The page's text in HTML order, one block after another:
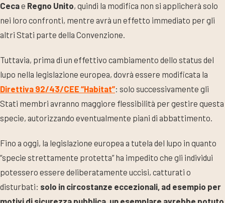
Cecae Regno Unito, quindi la modifica non si applicherà solo
nei loro confronti, mentre avrà un effetto immediato per gli
altri Stati parte della Convenzione.
Tuttavia, prima di un effettivo cambiamento dello status del
lupo nella legislazione europea, dovrà essere modificata la
Direttiva 92/43/CEE “Habitat”: solo successivamente gli
Stati membri avranno maggiore flessibilità per gestire questa
specie, autorizzando eventualmente piani di abbattimento.
Fino a oggi, la legislazione europea a tutela del lupo in quanto
“specie strettamente protetta” ha impedito che gli individui
potessero essere deliberatamente uccisi, catturati o
disturbati: solo in circostanze eccezionali, ad esempio per
motivi di sicurezza pubblica, un esemplare avrebbe potuto